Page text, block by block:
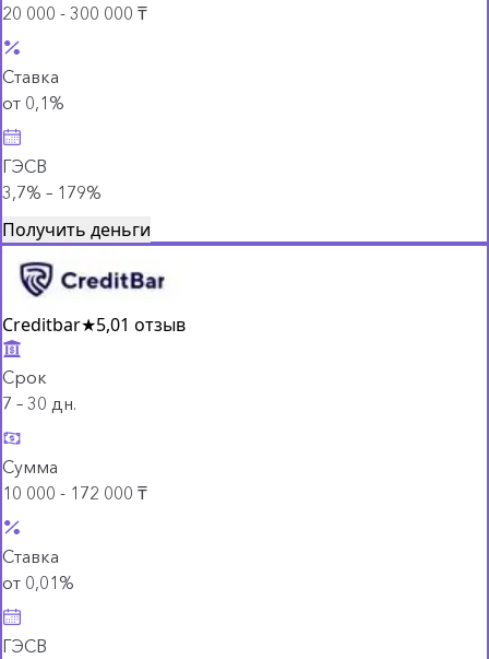
20 000 - 300 000 ₸
Ставка
от 0,1%
ГЭСВ
3,7% – 179%
Получить деньги
Creditbar★5,01 отзыв
Срок
7 – 30 дн.
Сумма
10 000 - 172 000 ₸
Ставка
от 0,01%
ГЭСВ